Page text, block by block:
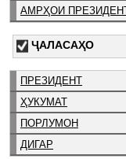
АМРҲОИ
ҶАЛАСАҲО
ПРЕЗИДЕНТ
ҲУКУМАТ
ПОРЛУМОН
ДИГАР